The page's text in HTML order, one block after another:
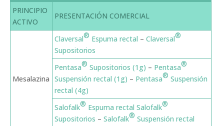
PRINCIPIO
ACTIVO
PRESENTACIÓN COMERCIAL
Mesalazina
Claversal® Espuma rectal –Claversal®
Supositorios
Pentasa® Supositorios (1g) – Pentasa®
Suspensión rectal (1g) – Pentasa® Suspensión
rectal (4g)
Salofalk® Espuma rectal Salofalk®
Supositorios –Salofalk® Suspensión rectal